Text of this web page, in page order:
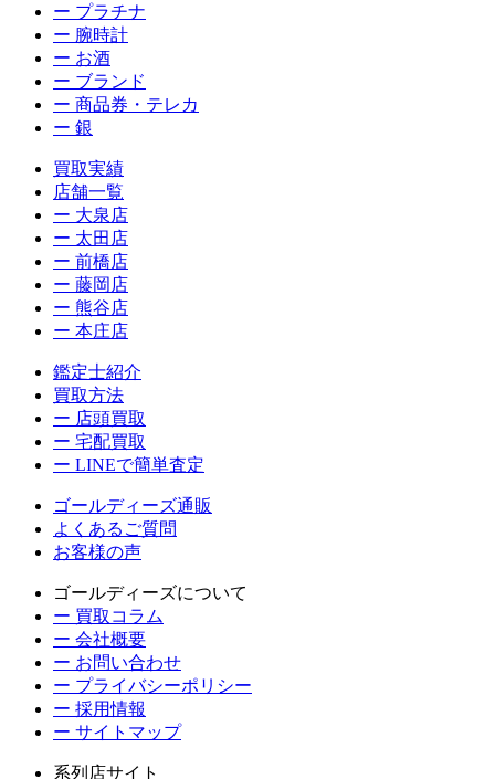
ー プラチナ
ー 腕時計
ー お酒
ー ブランド
ー 商品券・テレカ
ー 銀
買取実績
店舗一覧
ー 大泉店
ー 太田店
ー 前橋店
ー 藤岡店
ー 熊谷店
ー 本庄店
鑑定士紹介
買取方法
ー 店頭買取
ー 宅配買取
ー LINEで簡単査定
ゴールディーズ通販
よくあるご質問
お客様の声
ゴールディーズについて
ー 買取コラム
ー 会社概要
ー お問い合わせ
ー プライバシーポリシー
ー 採用情報
ー サイトマップ
系列店サイト